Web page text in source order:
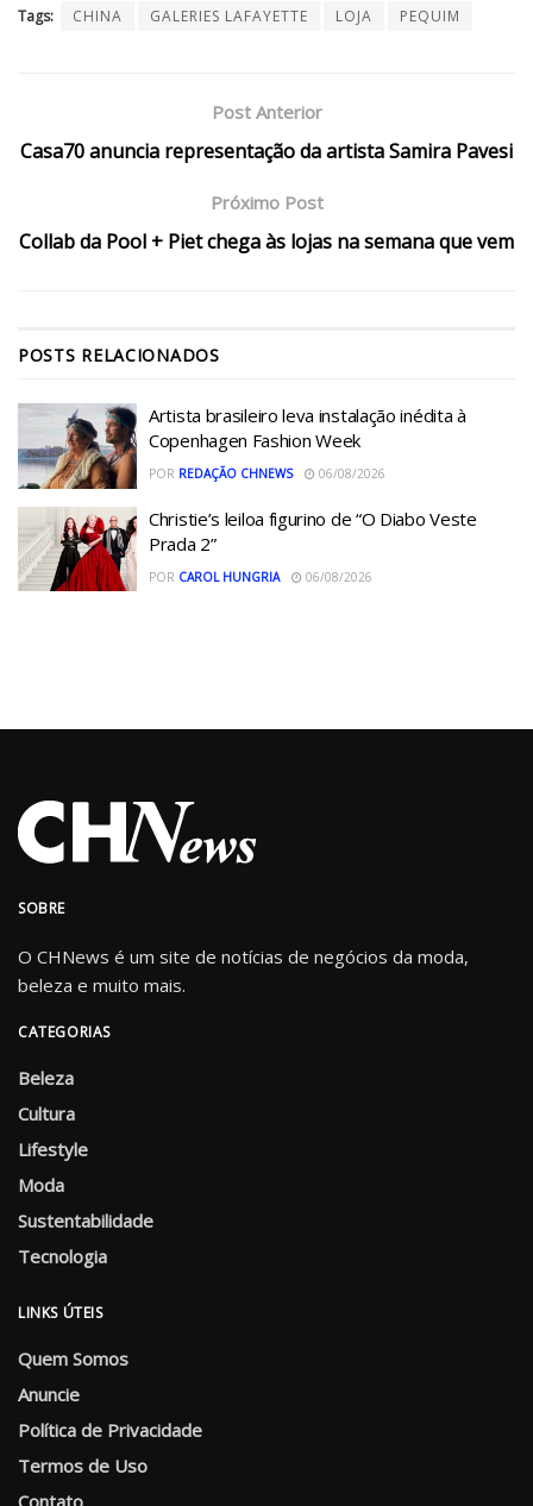
Tags: CHINA GALERIES LAFAYETTE LOJA PEQUIM
Post Anterior
Casa70 anuncia representação da artista Samira Pavesi
Próximo Post
Collab da Pool + Piet chega às lojas na semana que vem
POSTS RELACIONADOS
Artista brasileiro leva instalação inédita à
Copenhagen Fashion Week
POR REDAÇÃO CHNEWS 06/08/2026
Christie’s leiloa figurino de “O Diabo Veste
Prada 2”
POR CAROL HUNGRIA 06/08/2026
SOBRE
O CHNews é um site de notícias de negócios da moda,
beleza e muito mais.
CATEGORIAS
Beleza
Cultura
Lifestyle
Moda
Sustentabilidade
Tecnologia
LINKS ÚTEIS
Quem Somos
Anuncie
Política de Privacidade
Termos de Uso